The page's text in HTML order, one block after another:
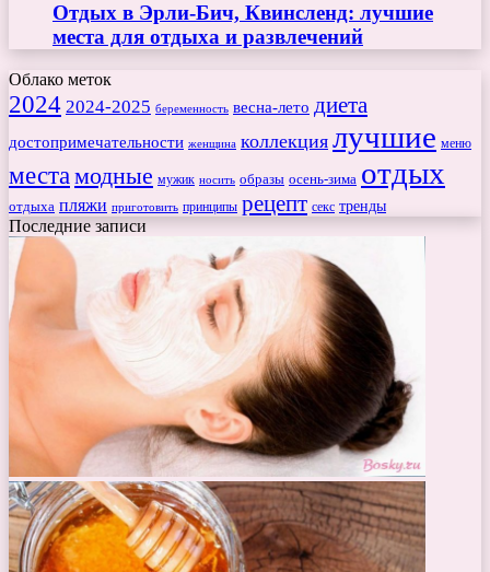
Отдых в Эрли-Бич, Квинсленд: лучшие
места для отдыха и развлечений
Облако меток
2024 2024-2025 беременность весна-лето диета
достопримечательности женщина коллекция лучшие меню
места модные мужик носить образы осень-зима отдых
отдыха пляжи приготовить принципы рецепт секс тренды
Последние записи